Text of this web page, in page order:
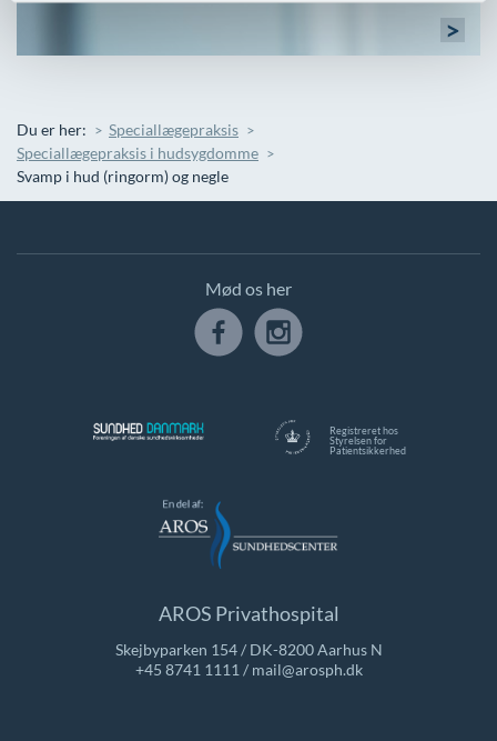
>
Du er her:
Speciallægepraksis
Speciallægepraksis i hudsygdomme
Svamp i hud (ringorm) og negle
Registreret hos
Styrelsen for
Patientsikkerhed
Mød os her
AROS Privathospital
Skejbyparken 154 / DK-8200 Aarhus N
+45 8741 1111 / mail@arosph.dk